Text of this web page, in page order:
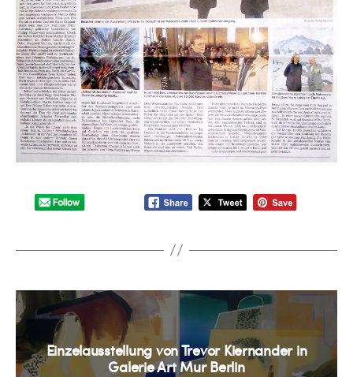
Einzelausstellung von Trevor Kiernander in
Galerie Art Mur Berlin